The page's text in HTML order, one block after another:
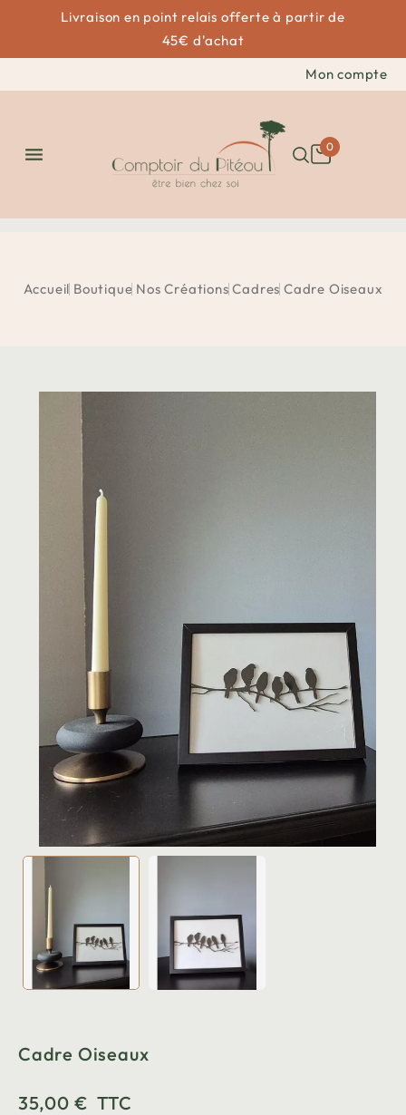
Livraison en point relais offerte à partir de
45€ d'achat
Mon compte
 0
Accueil Boutique Nos Créations Cadres Cadre Oiseaux
Cadre Oiseaux
35,00 € TTC